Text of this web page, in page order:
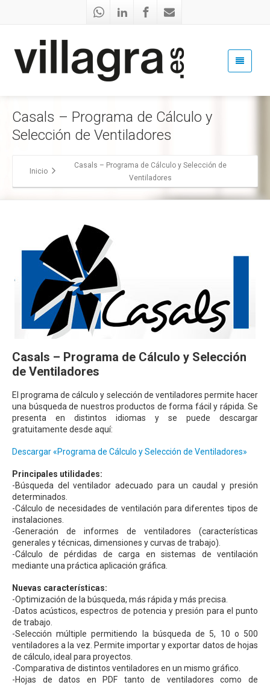
Casals – Programa de Cálculo y
Selección de Ventiladores
Inicio
Casals – Programa de Cálculo y Selección de
Ventiladores
Casals – Programa de Cálculo y Selección
de Ventiladores
El programa de cálculo y selección de ventiladores permite hacer
una búsqueda de nuestros productos de forma fácil y rápida. Se
presenta en distintos idiomas y se puede descargar
gratuitamente desde aquí:
Descargar «Programa de Cálculo y Selección de Ventiladores»
Principales utilidades:
-Búsqueda del ventilador adecuado para un caudal y presión
determinados.
-Cálculo de necesidades de ventilación para diferentes tipos de
instalaciones.
-Generación de informes de ventiladores (características
generales y técnicas, dimensiones y curvas de trabajo).
-Cálculo de pérdidas de carga en sistemas de ventilación
mediante una práctica aplicación gráfica.
Nuevas características:
-Optimización de la búsqueda, más rápida y más precisa.
-Datos acústicos, espectros de potencia y presión para el punto
de trabajo.
-Selección múltiple permitiendo la búsqueda de 5, 10 o 500
ventiladores a la vez. Permite importar y exportar datos de hojas
de cálculo, ideal para proyectos.
-Comparativa de distintos ventiladores en un mismo gráfico.
-Hojas de datos en PDF tanto de ventiladores como de